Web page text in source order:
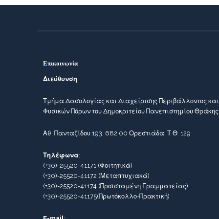
Επικοινωνία
Διεύθυνση:
Τμήμα Δασολογίας και Διαχείρισης Περιβάλλοντος και
Φυσικών Πόρων του Δημοκριτείου Πανεπιστημίου
Αθ. Πανταζίδου 193, 682 00 Ορεστιάδα, Τ.Θ. 129
Τηλέφωνα:
(+30)-25520-41171(Φοιτητικά)
(+30)-25520-41172 (Μεταπτυχιακά)
(+30)-25520-41174 (Προϊσταμένη Γραμματείας)
(+30)-25520-41175(Πρωτόκολλο-Πρακτική)